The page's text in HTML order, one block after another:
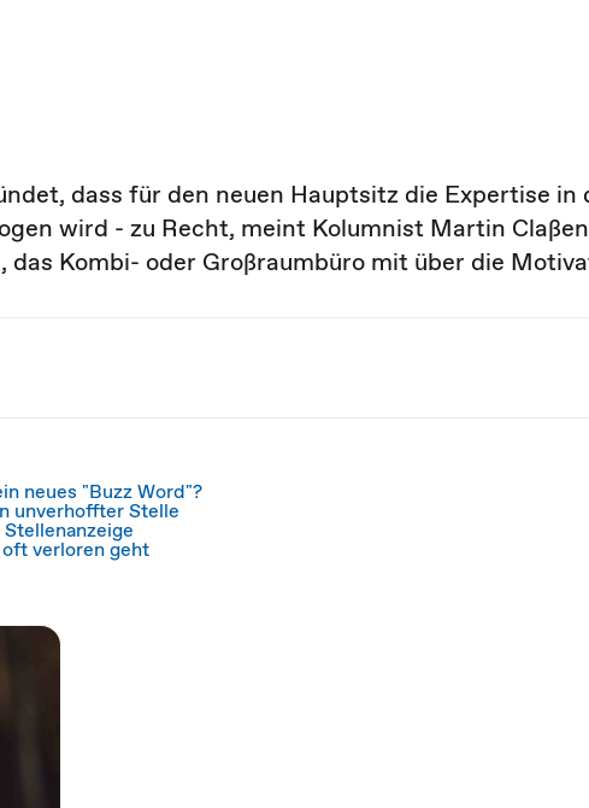
dass für den neuen Hauptsitz die Expertise in
wird - zu Recht, meint Kolumnist Martin
das Kombi- oder Großraumbüro mit über die
neues "Buzz Word"?
unverhoffter Stelle
verloren geht